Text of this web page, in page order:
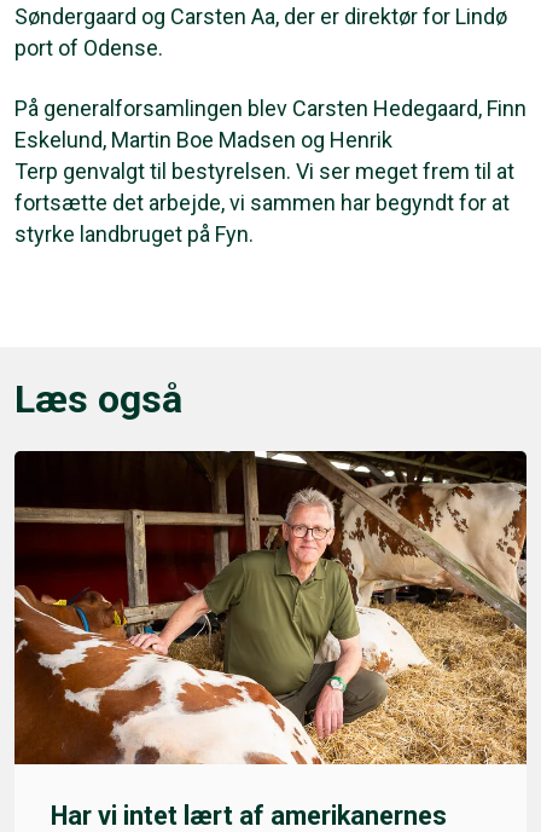
Søndergaard og Carsten Aa, der er direktør for Lindø
port of Odense.
På generalforsamlingen blev Carsten Hedegaard, Finn
Eskelund, Martin Boe Madsen og Henrik
Terp genvalgt til bestyrelsen. Vi ser meget frem til at
fortsætte det arbejde, vi sammen har begyndt for at
styrke landbruget på Fyn.
Læs også
Har vi intet lært af amerikanernes